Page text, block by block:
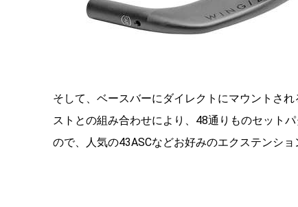
そして、 ベースバーにダイレクトにマウントされ
ストとの組み合わせにより、 48通りものセット
ので、
人気の43ASCなどお好みのエクステンシ